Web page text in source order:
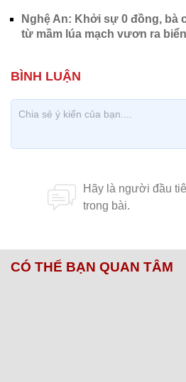
Nghệ An: Khởi sự 0 đồng, bà
từ mầm lúa mạch vươn ra
CÓ THỂ BẠN QUAN TÂM